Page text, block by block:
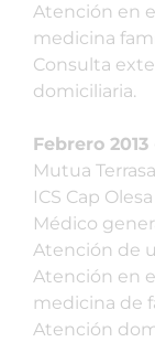
Atención en
medicina
Consulta
domiciliaria.
Febrero
Mutua
ICS Cap
Médico
Atención de
Atención en
medicina de
Atención